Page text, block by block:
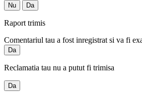
Nu Da
Raport trimis
Comentariul tau a fost inregistrat si va fi
Da
Reclamatia tau nu a putut fi trimisa
Da